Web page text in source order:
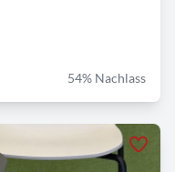
54% Nachlass